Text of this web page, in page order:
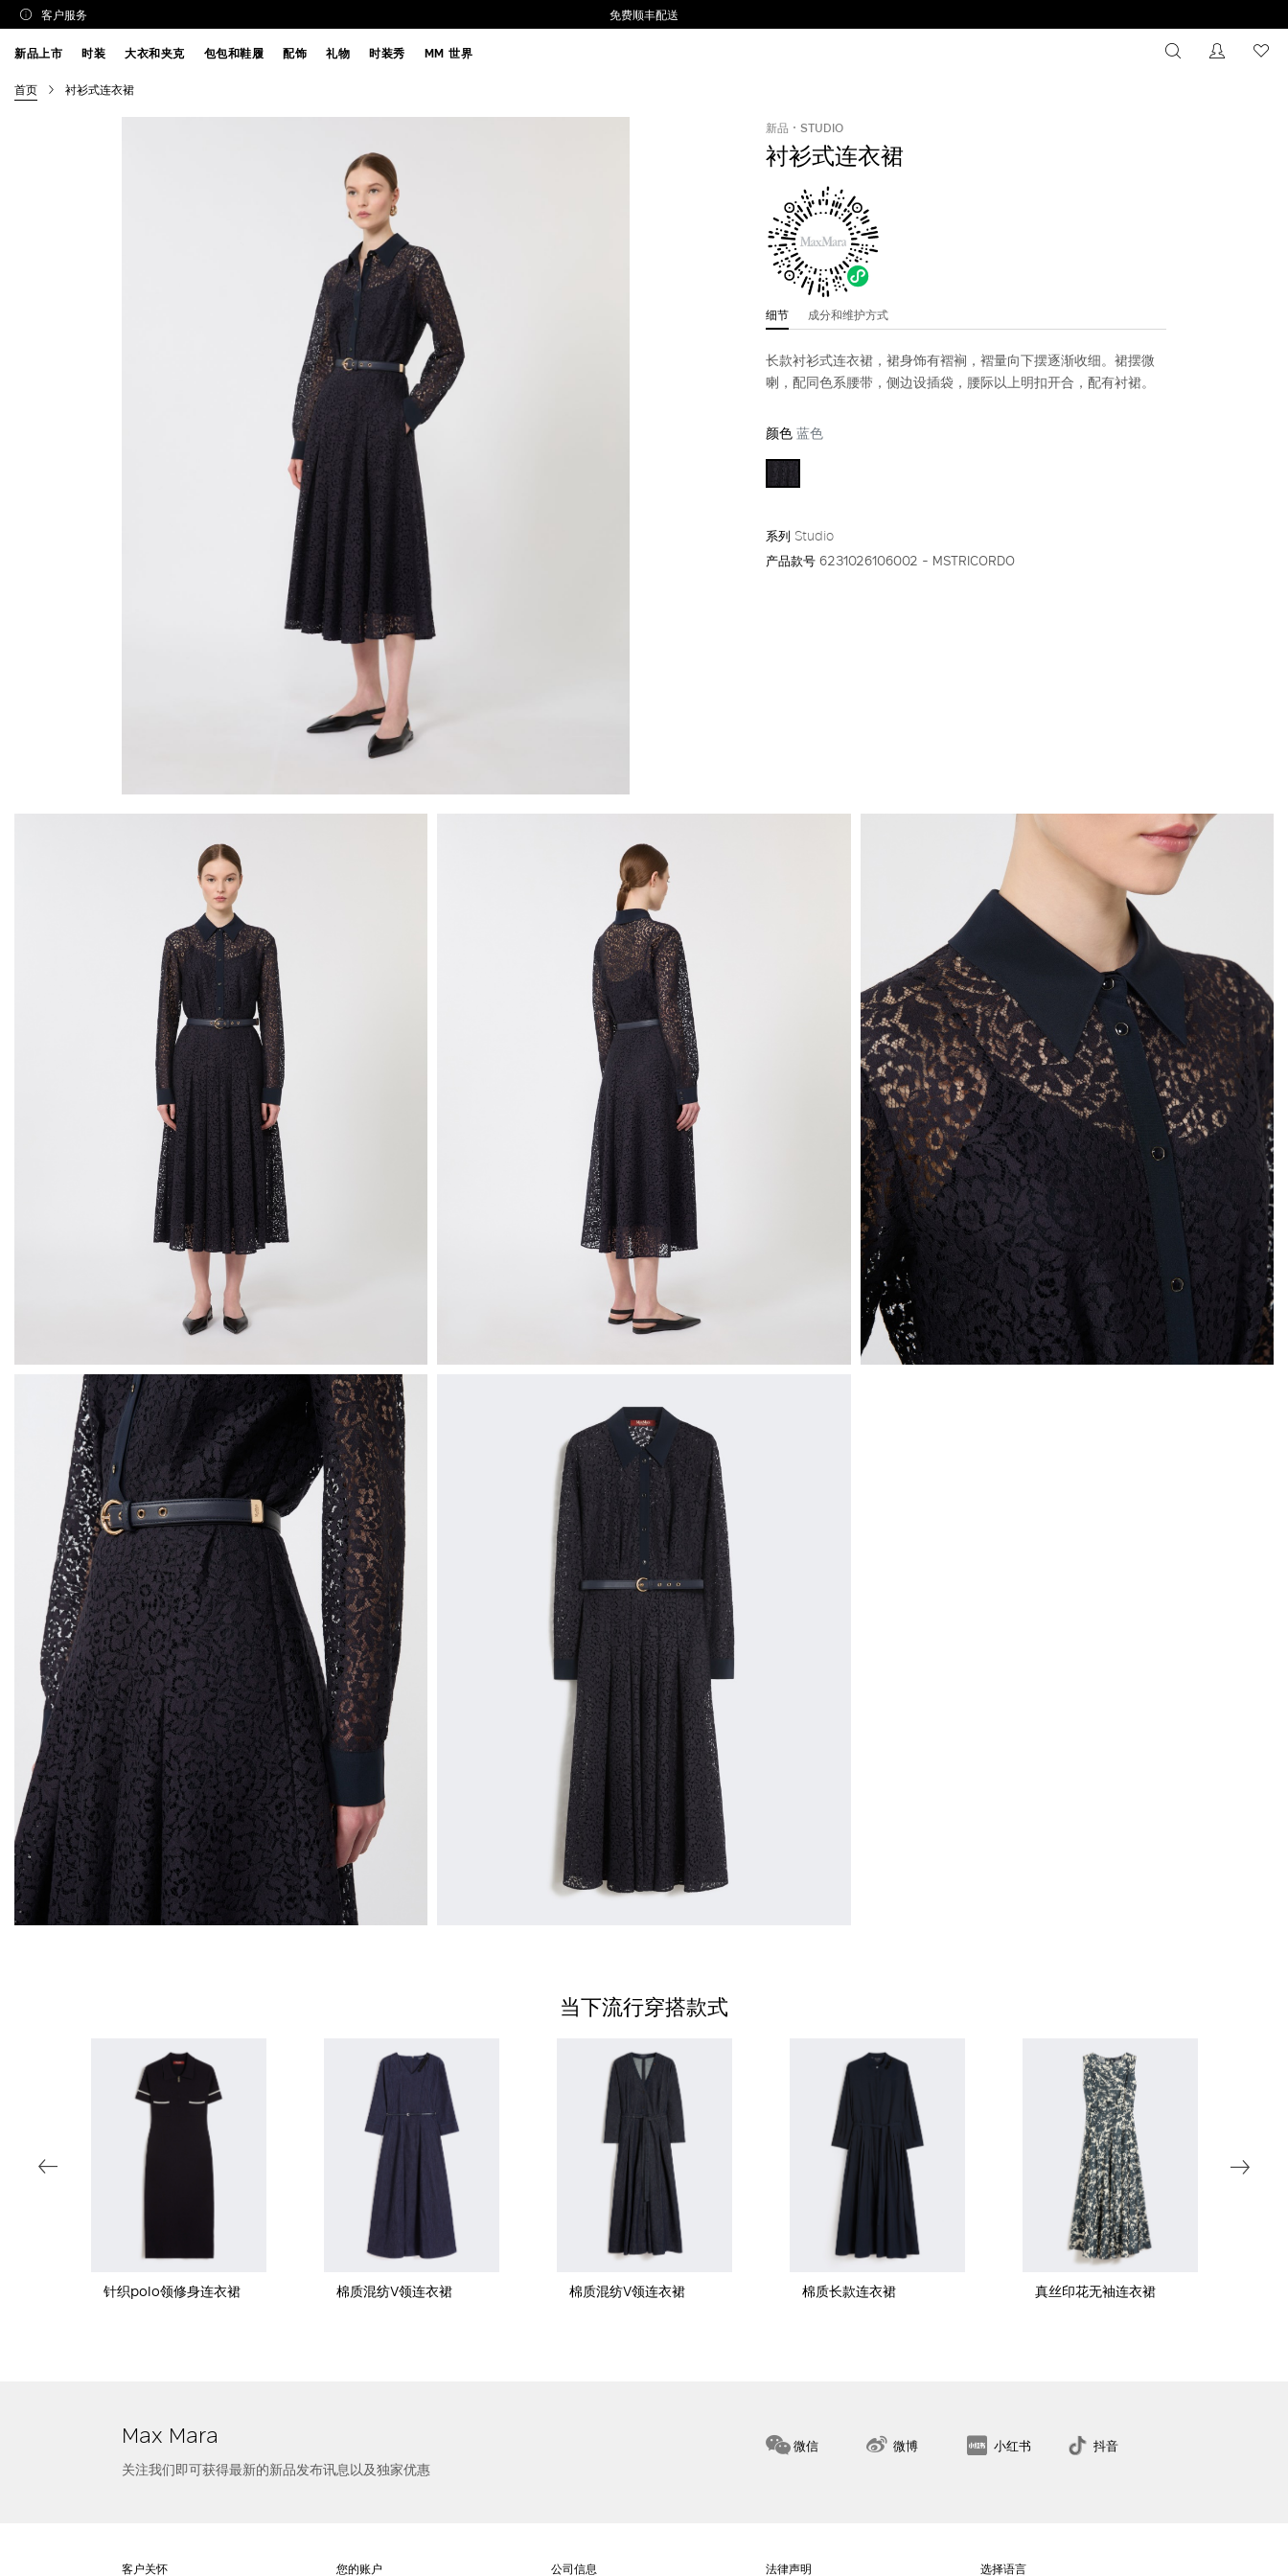
客户服务 免费顺丰配送
搜索 没有注
新品上市 时装 大衣和夹克 包包和鞋履 配饰 礼物 时装秀 MM 世界
首页 衬衫式连衣裙
新品 STUDIO
衬衫式连衣裙
细节 成分和维护方式
长款衬衫式连衣裙，裙身饰有褶裥，褶量向下摆逐渐收细。裙摆微
喇，配同色系腰带，侧边设插袋，腰际以上明扣开合，配有衬裙。
颜色蓝色
系列 Studio
产品款号6231026106002 - MSTRICORDO
当下流行穿搭款式
针织polo领修身连衣裙 棉质混纺V领连衣裙 棉质混纺V领连衣裙 棉质长款连衣裙 真丝印花无袖连衣裙
34 42 44 46
Max Mara
关注我们即可获得最新的新品发布讯息以及独家优惠
微信 微博 小红书 抖音
客户关怀 您的账户 公司信息 法律声明 选择语言